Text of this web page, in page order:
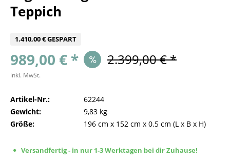
Teppich
1.410,00 € GESPART
989,00 € * 2.399,00 € *
inkl. MwSt.
Artikel-Nr.:
62244
Gewicht:
9,83 kg
Größe:
196 cm x 152 cm x 0.5 cm (L x B x H)
Versandfertig - in nur 1-3 Werktagen bei dir Zuhause!